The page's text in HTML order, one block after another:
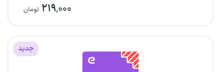
۲۱۹,۰۰۰ تومان
جدید